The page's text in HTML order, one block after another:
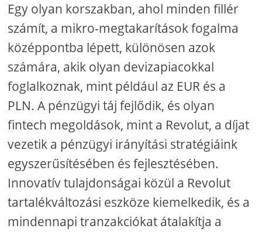
Egy olyan korszakban, ahol minden fillér
számít, a mikro-megtakarítások fogalma
középpontba lépett, különösen azok
számára, akik olyan devizapiacokkal
foglalkoznak, mint például az EUR és a
PLN. A pénzügyi táj fejlődik, és olyan
fintech megoldások, mint a Revolut, a díjat
vezetik a pénzügyi irányítási stratégiáink
egyszerűsítésében és fejlesztésében.
Innovatív tulajdonságai közül a Revolut
tartalékváltozási eszköze kiemelkedik, és a
mindennapi tranzakciókat átalakítja a